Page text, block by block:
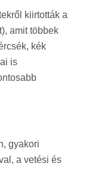
kiirtották a
amit többek
kék
is
gyakori
a vetési és